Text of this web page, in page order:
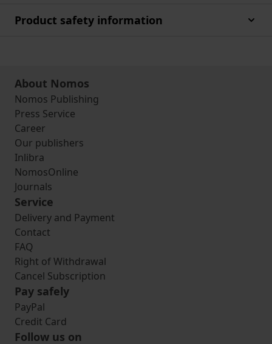
Product safety information
About Nomos
Nomos Publishing
Press Service
Career
Our publishers
Inlibra
NomosOnline
Journals
Service
Delivery and Payment
Contact
FAQ
Right of Withdrawal
Cancel Subscription
Pay safely
PayPal
Credit Card
Follow us on